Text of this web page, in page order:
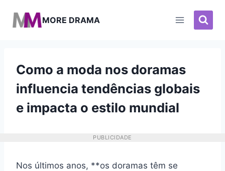
para
MORE DRAMA
Como a moda nos doramas
influencia tendências globais
e impacta o estilo mundial
PUBLICIDADE
Nos últimos anos, **os doramas têm se